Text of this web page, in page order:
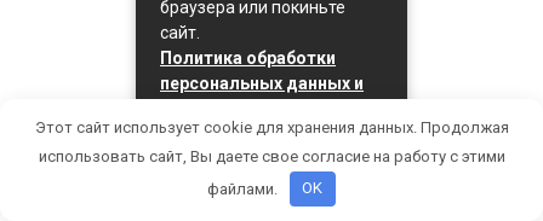
браузера или покиньте
сайт.
Политика обработки
персональных данных и
Принять
Этот сайт использует cookie для хранения данных. Продолжая
использовать сайт, Вы даете свое согласие на работу с этими
файлами.
OK